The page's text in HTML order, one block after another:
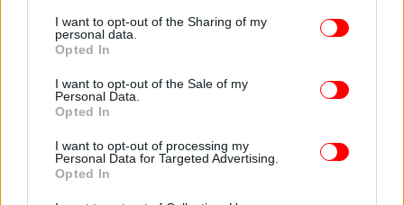
not limited to your visit or usage behaviour. You may click to
grant or deny consent to Google and its third-party tags to
use your data for below specified purposes in below Google
consent section.
I want to opt-out of the Sharing of my
personal data.
Opted In
I want to opt-out of the Sale of my
Personal Data.
Opted In
I want to opt-out of processing my
Personal Data for Targeted Advertising.
Opted In
12/09/2025 19:55